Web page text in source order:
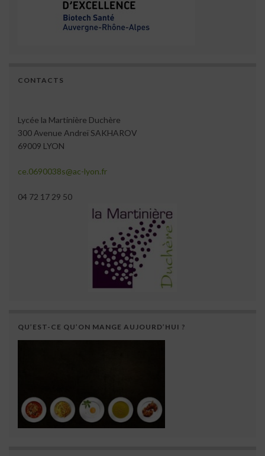
CONTACTS
Lycée la Martinière Duchère
300 Avenue Andreï SAKHAROV
69009 LYON
ce.0690038s@ac-lyon.fr
04 72 17 29 50
QU’EST-CE QU’ON MANGE AUJOURD’HUI ?